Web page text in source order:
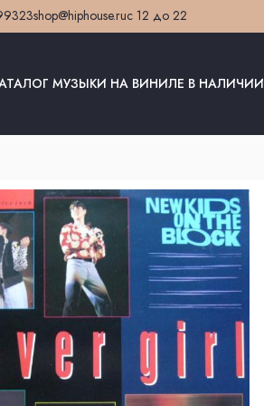
shop@hiphouse.ruс 12 до 22
МУЗЫКИ НА ВИНИЛЕ В НАЛИЧИИ